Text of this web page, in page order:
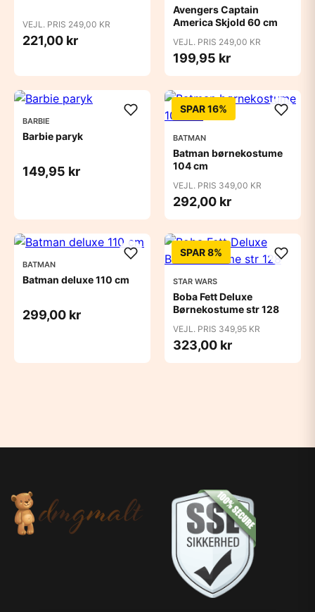
VEJL. PRIS 249,00 KR
221,00 kr
Avengers Captain
America Skjold 60 cm
VEJL. PRIS 249,00 KR
199,95 kr
BARBIE
Barbie paryk
149,95 kr
SPAR 16%
BATMAN
Batman børnekostume
104 cm
VEJL. PRIS 349,00 KR
292,00 kr
BATMAN
Batman deluxe 110 cm
299,00 kr
SPAR 8%
STAR WARS
Boba Fett Deluxe
Børnekostume str 128
VEJL. PRIS 349,95 KR
323,00 kr